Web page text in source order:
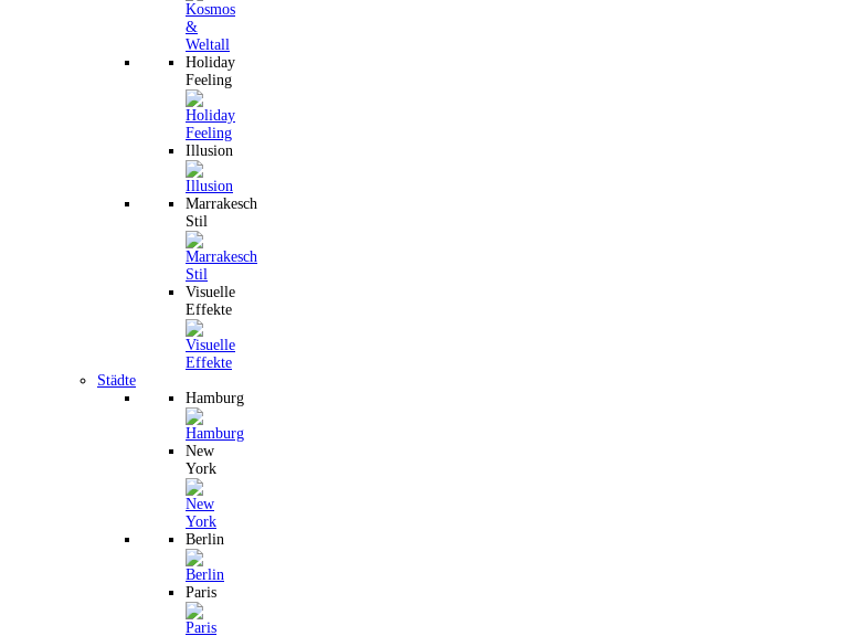
Holiday
Feeling
Illusion
Marrakesch
Stil
Visuelle
Effekte
Städte
Hamburg
New
York
Berlin
Paris